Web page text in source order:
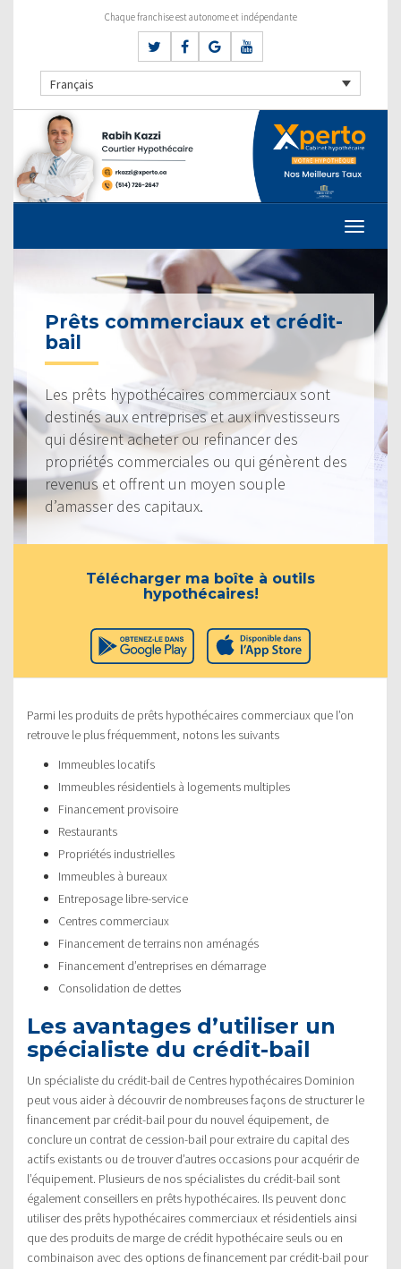
Chaque franchise est autonome et indépendante
Français
Prêts commerciaux et crédit-
bail
Les prêts hypothécaires commerciaux sont
destinés aux entreprises et aux investisseurs
qui désirent acheter ou refinancer des
propriétés commerciales ou qui génèrent des
revenus et offrent un moyen souple
d’amasser des capitaux.
Télécharger ma boîte à outils
hypothécaires!
Parmi les produits de prêts hypothécaires commerciaux que l’on
retrouve le plus fréquemment, notons les suivants
Immeubles locatifs
Immeubles résidentiels à logements multiples
Financement provisoire
Restaurants
Propriétés industrielles
Immeubles à bureaux
Entreposage libre-service
Centres commerciaux
Financement de terrains non aménagés
Financement d’entreprises en démarrage
Consolidation de dettes
Les avantages d’utiliser un
spécialiste du crédit-bail
Un spécialiste du crédit-bail de Centres hypothécaires Dominion
peut vous aider à découvrir de nombreuses façons de structurer le
financement par crédit-bail pour du nouvel équipement, de
conclure un contrat de cession-bail pour extraire du capital des
actifs existants ou de trouver d’autres occasions pour acquérir de
l’équipement. Plusieurs de nos spécialistes du crédit-bail sont
également conseillers en prêts hypothécaires. Ils peuvent donc
utiliser des prêts hypothécaires commerciaux et résidentiels ainsi
que des produits de marge de crédit hypothécaire seuls ou en
combinaison avec des options de financement par crédit-bail pour